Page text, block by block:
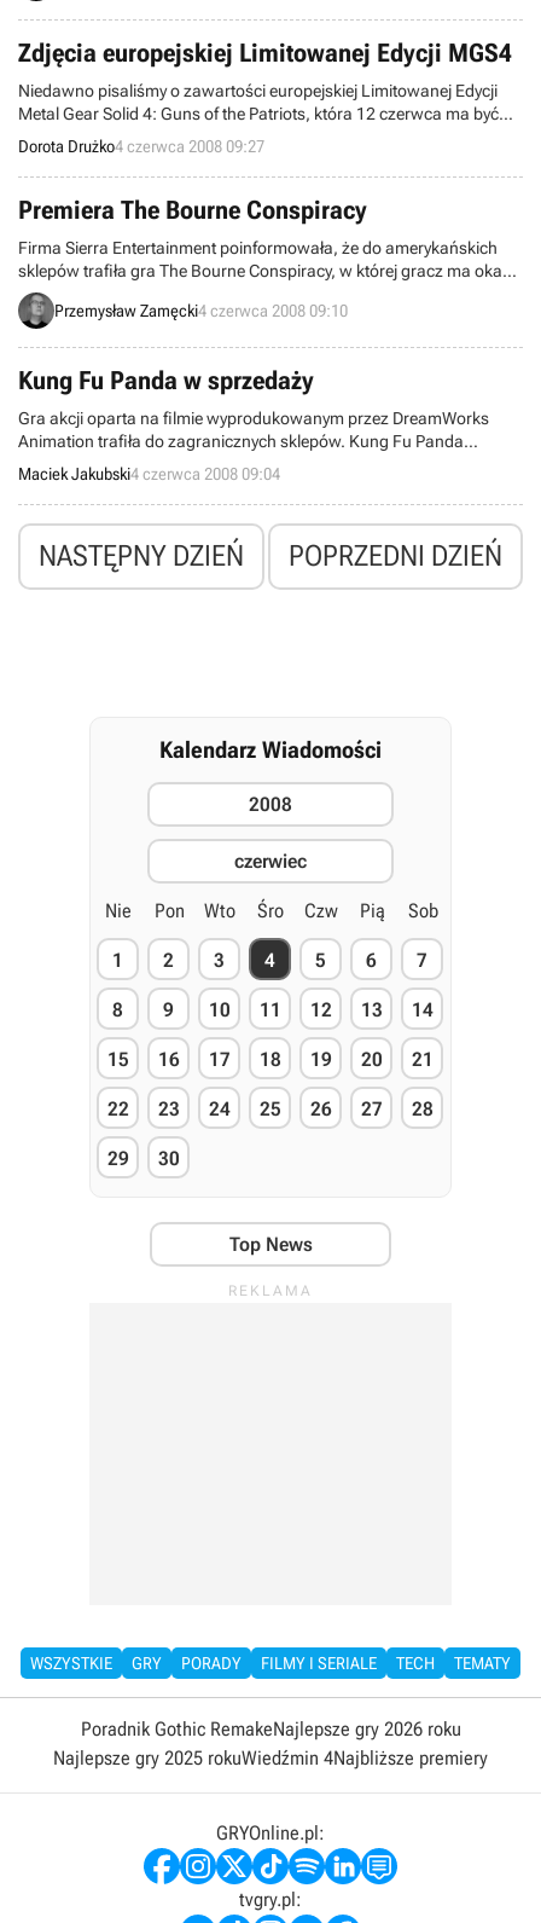
Zdjęcia europejskiej Limitowanej Edycji MGS4
Niedawno pisaliśmy o zawartości europejskiej Limitowanej Edycji
Metal Gear Solid 4: Guns of the Patriots, która 12 czerwca ma być
już dostępna w sprzedaży. Wczoraj firma Konami zdecydowała się
zaprezentować zdjęcia jej zawartości. Przypomnijmy, że składać się
ona będzie, z filmu dokumentalnego Making of na płycie Blu-ray, 20-
centymetrowej figurki, soundtracku na CD oraz oczywiście samej
Dorota Drużko4 czerwca 2008 09:27
Premiera The Bourne Conspiracy
Firma Sierra Entertainment poinformowała, że do amerykańskich
sklepów trafiła gra The Bourne Conspiracy, w której gracz ma okazję
wcielić się w pozbawionego pamięci płatnego zabójcy Jasona
Bourne’a, postać wykreowaną w przez amerykańskiego pisarza
Przemysław Zamęcki4 czerwca 2008 09:10
Kung Fu Panda w sprzedaży
Gra akcji oparta na filmie wyprodukowanym przez DreamWorks
Animation trafiła do zagranicznych sklepów. Kung Fu Panda
powstała w studiu deweloperskim Beenox (m.in. Auta, Film o
Pszczołach - Gra, Madagaskar, Skok Przez Płot. Tony Hawk’s Pro
Skater 4) i została wydana przez Activision na platformy PC, Xbox
360, PS3, PS2, Wii i DS.
Maciek Jakubski4 czerwca 2008 09:04
NASTĘPNY DZIEŃ POPRZEDNI DZIEŃ
Kalendarz Wiadomości
2008
czerwiec
Nie Pon Wto Śro Czw Pią Sob
1 2 3 4 5 6 7
8 9 10 11 12 13 14
15 16 17 18 19 20 21
22 23 24 25 26 27 28
29 30
Top News
WSZYSTKIE GRY PORADY FILMY I SERIALE TECH TEMATY
Poradnik Gothic RemakeNajlepsze gry 2026 roku
Najlepsze gry 2025 rokuWiedźmin 4Najbliższe premiery
GRYOnline.pl:
tvgry.pl: